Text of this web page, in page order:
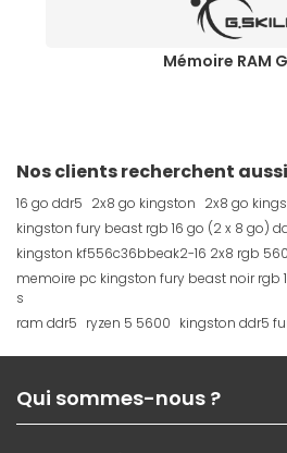
Mémoire RAM
Nos clients recherchent
16 go ddr5 2x8 go kingston 2x8 go
kingston fury beast rgb 16 go (2 x 8 go)
kingston kf556c36bbeak2-16 2x8 rgb
memoire pc kingston fury beast noir rgb
s
ram ddr5 ryzen 5 5600 kingston ddr5
Qui sommes-nous ?